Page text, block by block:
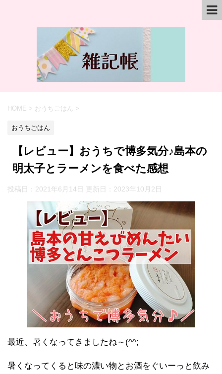
HOME > おうちごはん >
おうちごはん
【レビュー】おうちで博多気分♪島本の
明太子とラーメンを食べた感想
投稿日：2021年6月14日 更新日： 2023年10月2日
最近、暑くなってきましたね～(^^;
暑くなってくると味の濃い物とお酒をぐいーっと飲み